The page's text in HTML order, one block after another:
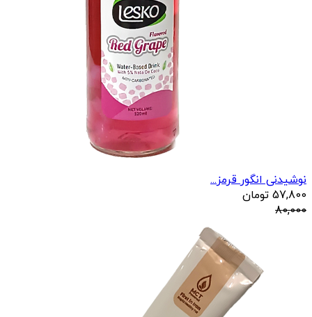
نوشیدنی انگور قرمز...
57,800 تومان
80,000